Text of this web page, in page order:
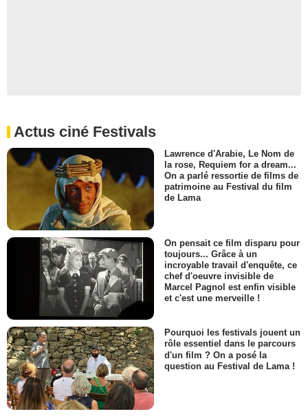
Actus ciné Festivals
Lawrence d'Arabie, Le Nom de
la rose, Requiem for a dream...
On a parlé ressortie de films de
patrimoine au Festival du film
de Lama
On pensait ce film disparu pour
toujours... Grâce à un
incroyable travail d'enquête, ce
chef d'oeuvre invisible de
Marcel Pagnol est enfin visible
et c'est une merveille !
Pourquoi les festivals jouent un
rôle essentiel dans le parcours
d'un film ? On a posé la
question au Festival de Lama !